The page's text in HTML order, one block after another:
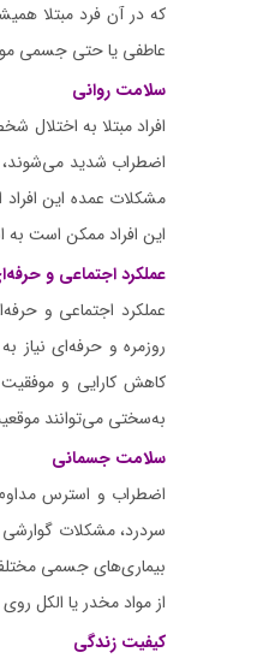
که در آن فرد مبتلا
عاطفی یا حتی جسمی
سلامت روانی
افراد مبتلا به
اضطراب شدید می‌شوند،
مشکلات عمده این
این افراد ممکن است به
عملکرد اجتماعی و
عملکرد اجتماعی و
روزمره و حرفه‌ای نیاز
کاهش کارایی و موفقیت
به‌سختی می‌توانند
سلامت جسمانی
اضطراب و استرس
سردرد، مشکلات
بیماری‌های جسمی مختلف
از مواد مخدر یا الکل
کیفیت زندگی